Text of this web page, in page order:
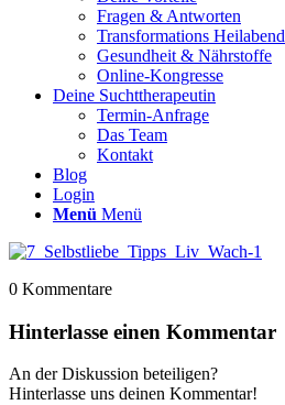
Fragen & Antworten
Transformations Heilabend
Gesundheit & Nährstoffe
Online-Kongresse
Deine Suchttherapeutin
Termin-Anfrage
Das Team
Kontakt
Blog
Login
Menü Menü
0 Kommentare
Hinterlasse einen Kommentar
An der Diskussion beteiligen?
Hinterlasse uns deinen Kommentar!